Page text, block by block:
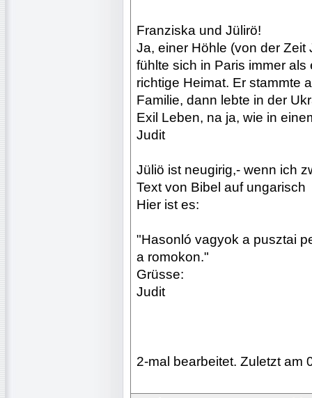
Franziska und Jülirö!
Ja, einer Höhle (von der Zeit
fühlte sich in Paris immer
richtige Heimat. Er stammte
Familie, dann lebte in der
Exil Leben, na ja, wie in
Judit
Jüliö ist neugirig,- wenn ich
Text von Bibel auf ungarisch
Hier ist es:
"Hasonló vagyok a pusztai
a romokon."
Grüsse:
Judit
2-mal bearbeitet. Zuletzt am